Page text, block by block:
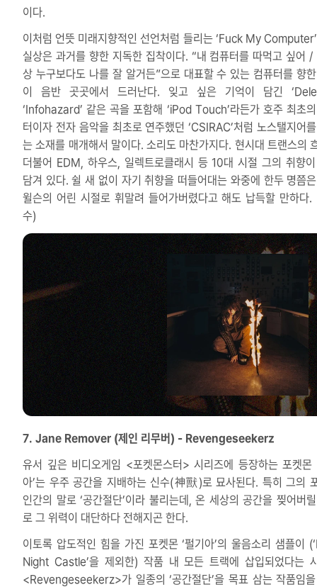
이다.
이처럼 언뜻 미래지향적인 선언처럼 들리는 ‘Fuck My
실상은 과거를 향한 지독한 집착이다. “내 컴퓨터를 따먹고 싶어 /
상 누구보다도 나를 잘 알거든”으로 대표할 수 있는 컴퓨터를 향
이 음반 곳곳에서 드러난다. 잊고 싶은 기억이 담긴
‘Infohazard’ 같은 곡을 포함해 ‘iPod Touch’라든가 호주 최초
터이자 전자 음악을 최초로 연주했던 ‘CSIRAC’처럼 노스탤지어
는 소재를 매개해서 말이다. 소리도 마찬가지다. 현시대 트랜스의
더불어 EDM, 하우스, 일렉트로클래시 등 10대 시절 그의 취향
담겨 있다. 쉴 새 없이 자기 취향을 떠들어대는 와중에 한두 명쯤
윌슨의 어린 시절로 휘말려 들어가버렸다고 해도 납득할 만하다.
수)
7. Jane Remover (제인 리무버) - Revengeseekerz
유서 깊은 비디오게임 <포켓몬스터> 시리즈에 등장하는 포켓몬
아’는 우주 공간을 지배하는 신수(神獸)로 묘사된다. 특히 그의
인간의 말로 ‘공간절단’이라 불리는데, 온 세상의 공간을 찢어버
로 그 위력이 대단하다 전해지곤 한다.
이토록 압도적인 힘을 가진 포켓몬 ‘펄기아’의 울음소리 샘플이
Night Castle’을 제외한) 작품 내 모든 트랙에 삽입되었다는
<Revengeseekerz>가 일종의 ‘공간절단’을 목표 삼는 작품임